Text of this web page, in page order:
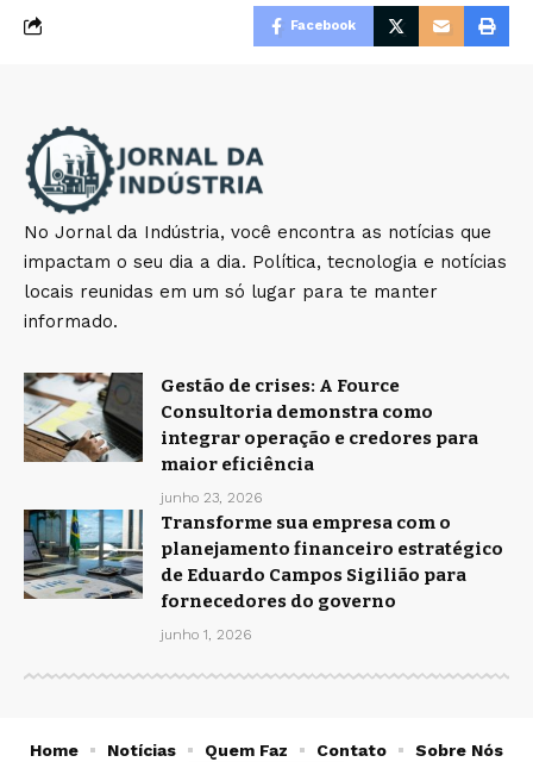
Facebook
No Jornal da Indústria, você encontra as notícias que
impactam o seu dia a dia. Política, tecnologia e notícias
locais reunidas em um só lugar para te manter
informado.
Gestão de crises: A Fource
Consultoria demonstra como
integrar operação e credores para
maior eficiência
junho 23, 2026
Transforme sua empresa com o
planejamento financeiro estratégico
de Eduardo Campos Sigilião para
fornecedores do governo
junho 1, 2026
Home Notícias Quem Faz Contato Sobre Nós